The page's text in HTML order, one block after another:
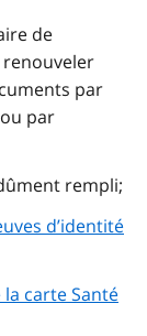
de
renouveler
par
par
rempli;
d’identité
carte Santé